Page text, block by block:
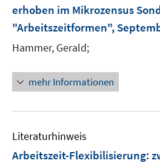
erhoben im Mikrozensus
"Arbeitszeitformen",
Hammer, Gerald;
mehr Informationen
Literaturhinweis
Arbeitszeit-Flexibilisierung: